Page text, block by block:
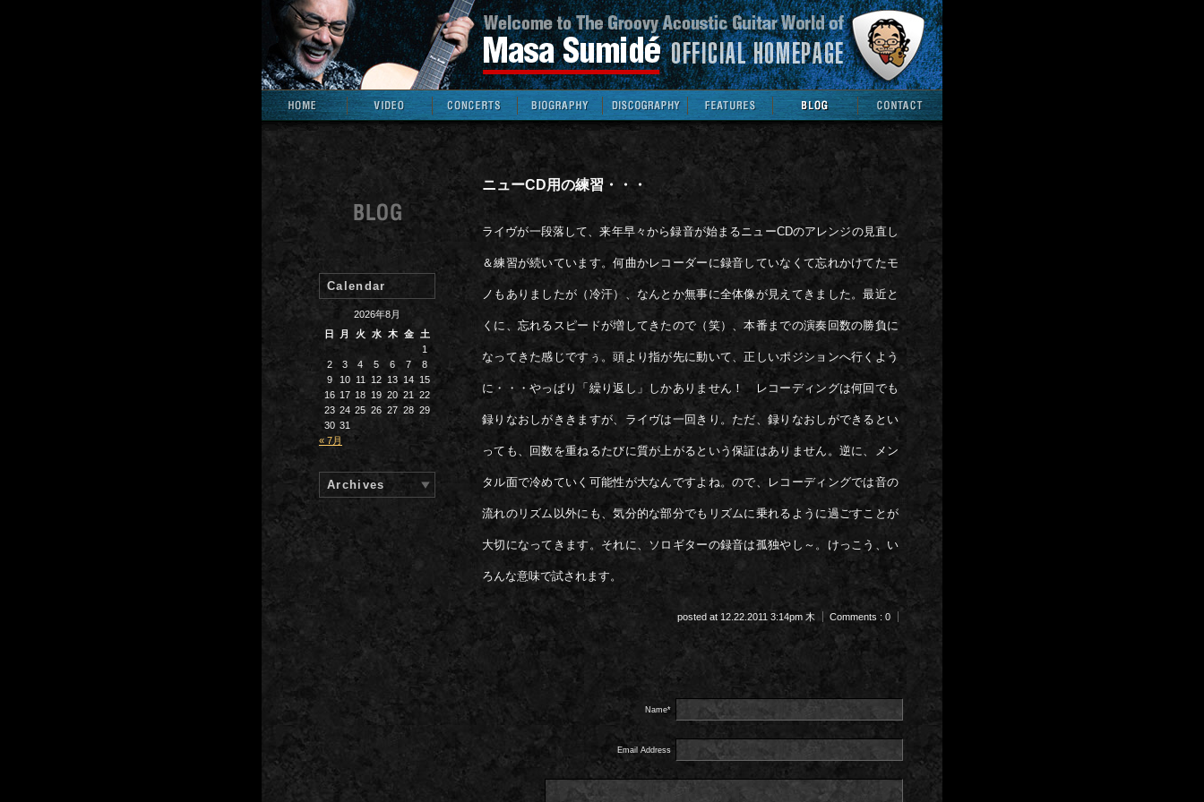
ニューCD用の練習・・・
ライヴが一段落して、来年早々から録音が始まるニューCDのアレンジの見直し
＆練習が続いています。何曲かレコーダーに録音していなくて忘れかけてたモ
ノもありましたが（冷汗）、なんとか無事に全体像が見えてきました。最近と
くに、忘れるスピードが増してきたので（笑）、本番までの演奏回数の勝負に
なってきた感じですぅ。頭より指が先に動いて、正しいポジションへ行くよう
に・・・やっぱり「繰り返し」しかありません！ レコーディングは何回でも
録りなおしがききますが、ライヴは一回きり。ただ、録りなおしができるとい
っても、回数を重ねるたびに質が上がるという保証はありません。逆に、メン
タル面で冷めていく可能性が大なんですよね。ので、レコーディングでは音の
流れのリズム以外にも、気分的な部分でもリズムに乗れるように過ごすことが
大切になってきます。それに、ソロギターの録音は孤独やし～。けっこう、い
ろんな意味で試されます。
posted at 12.22.2011 3:14pm 木 Comments : 0
Name*
Email Address
Calendar
2026年8月
日
月 火 水 木 金
土
1
2
3 4 5 6 7
8
9
10 11 12 13 14 15
16 17 18 19 20 21
22
23 24 25 26 27 28 29
30 31
« 7月
Archives